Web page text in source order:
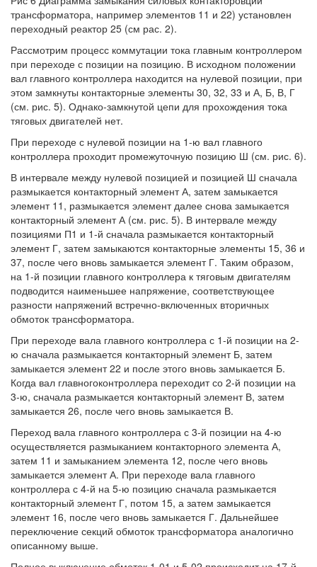
трансформатора, например элементов 11 и 22) установлен
переходный реактор 25 (см рас. 2).
Рассмотрим процесс коммутации тока главным контроллером
при переходе с позиции на позицию. В исходном положении
вал главного контроллера находится на нулевой позиции, при
этом замкнуты контакторные элементы 30, 32, 33 и А, Б, В, Г
(см. рис. 5). Однако-замкнутой цепи для прохождения тока
тяговых двигателей нет.
При переходе с нулевой позиции на 1-ю вал главного
контроллера проходит промежуточную позицию Ш (см. рис. 6).
В интервале между нулевой позицией и позицией Ш сначала
размыкается контакторный элемент А, затем замыкается
элемент 11, размыкается элемент далее снова замыкается
контакторный элемент А (см. рис. 5). В интервале между
позициями П1 и 1-й сначала размыкается контакторный
элемент Г, затем замыкаются контакторные элементы 15, 36 и
37, после чего вновь замыкается элемент Г. Таким образом,
на 1-й позиции главного контроллера к тяговым двигателям
подводится наименьшее напряжение, соответствующее
разности напряжений встречно-включенных вторичных
обмоток трансформатора.
При переходе вала главного контроллера с 1-й позиции на 2-
ю сначала размыкается контакторный элемент Б, затем
замыкается элемент 22 и после этого вновь замыкается Б.
Когда вал главногоконтроллера переходит со 2-й позиции на
3-ю, сначала размыкается контакторный элемент В, затем
замыкается 26, после чего вновь замыкается В.
Переход вала главного контроллера с 3-й позиции на 4-ю
осуществляется размыканием контакторного элемента А,
затем 11 и замыканием элемента 12, после чего вновь
замыкается элемент А. При переходе вала главного
контроллера с 4-й на 5-ю позицию сначала размыкается
контакторный элемент Г, потом 15, а затем замыкается
элемент 16, после чего вновь замыкается Г. Дальнейшее
переключение секций обмоток трансформатора аналогично
описанному выше.